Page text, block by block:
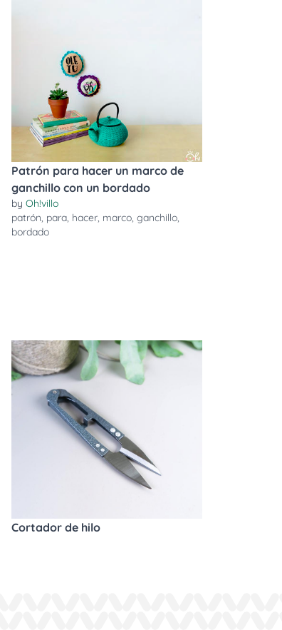
Patrón para hacer un marco de
ganchillo con un bordado
by Oh!villo
patrón, para, hacer, marco, ganchillo,
bordado
Cortador de hilo